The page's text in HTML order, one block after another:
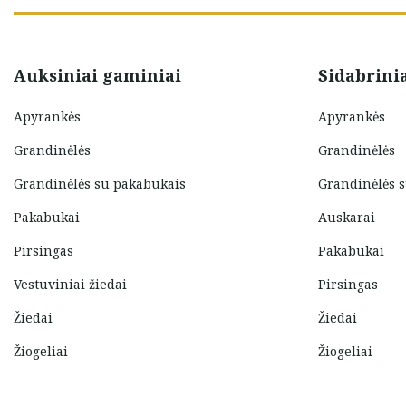
Auksiniai gaminiai
Apyrankės
Grandinėlės
Grandinėlės su pakabukais
Pakabukai
Pirsingas
Vestuviniai žiedai
Žiedai
Žiogeliai
Apyrankės
Grandinėlės
Grandinėlės
Auskarai
Pakabukai
Pirsingas
Žiedai
Žiogeliai